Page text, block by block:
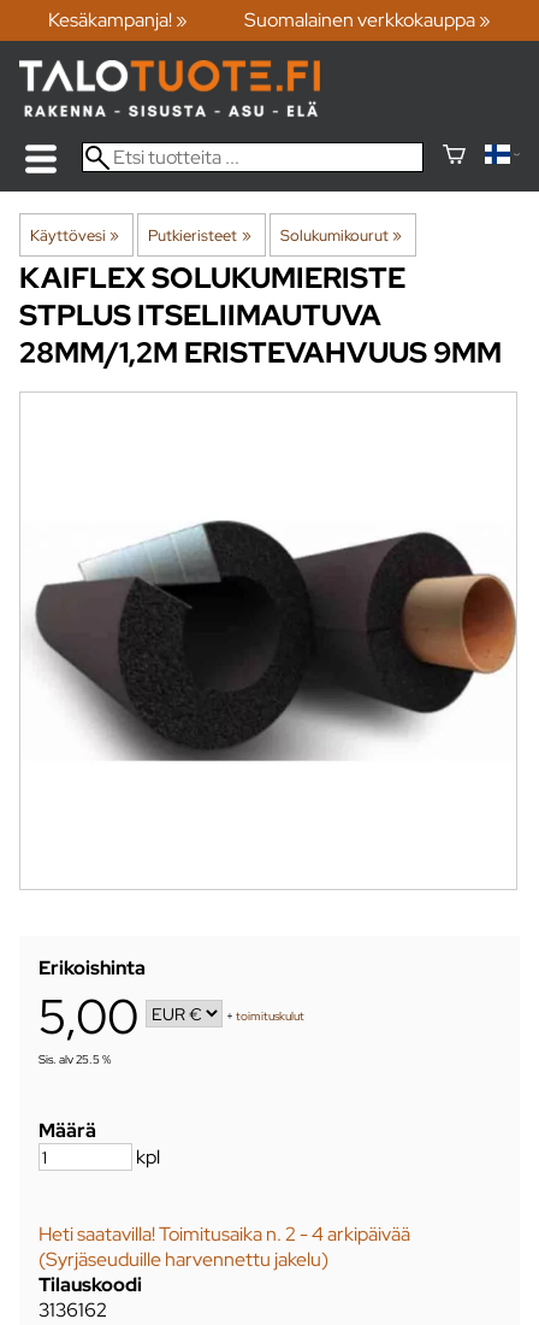
Kesäkampanja! » Suomalainen verkkokauppa »
Käyttövesi ‪» Putkieristeet ‪» Solukumikourut‪»
KAIFLEXSOLUKUMIERISTE
STPLUS ITSELIIMAUTUVA
28MM/1,2M ERISTEVAHVUUS 9MM
Erikoishinta
5,00 +toimituskulut
Sis. alv 25.5 %
Määrä
kpl
Heti saatavilla! Toimitusaika n. 2 - 4 arkipäivää
(Syrjäseuduille harvennettu jakelu)
Tilauskoodi
3136162